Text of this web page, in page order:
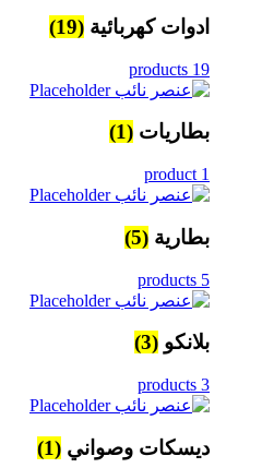
ادوات كهربائية (19)
19 products
بطاريات (1)
1 product
بطارية (5)
5 products
بلانكو (3)
3 products
ديسكات وصواني (1)